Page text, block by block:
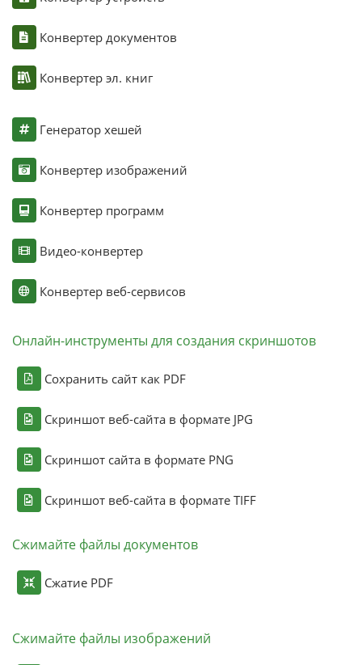
Конвертер документов
Конвертер эл. книг
Генератор хешей
Конвертер изображений
Конвертер программ
Видео-конвертер
Конвертер веб-сервисов
Онлайн-инструменты для создания скриншотов
Сохранить сайт как PDF
Скриншот веб-сайта в формате JPG
Скриншот сайта в формате PNG
Скриншот веб-сайта в формате TIFF
Сжимайте файлы документов
Сжатие PDF
Сжимайте файлы изображений